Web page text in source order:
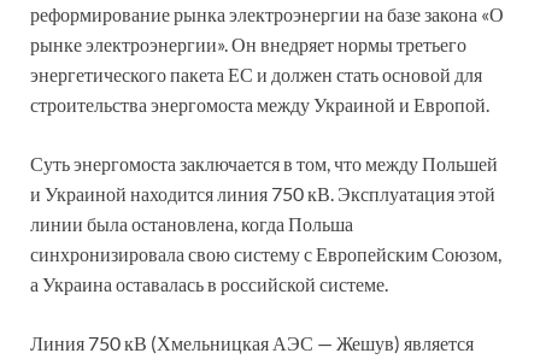
реформирование рынка электроэнергии на базе закона «О
рынке электроэнергии». Он внедряет нормы третьего
энергетического пакета ЕС и должен стать основой для
строительства энергомоста между Украиной и Европой.
Суть энергомоста заключается в том, что между Польшей
и Украиной находится линия 750 кВ. Эксплуатация этой
линии была остановлена, когда Польша
синхронизировала свою систему с Европейским Союзом,
а Украина оставалась в российской системе.
Линия 750 кВ (Хмельницкая АЭС — Жешув) является